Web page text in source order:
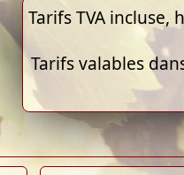
Tarifs TVA
Tarifs valables